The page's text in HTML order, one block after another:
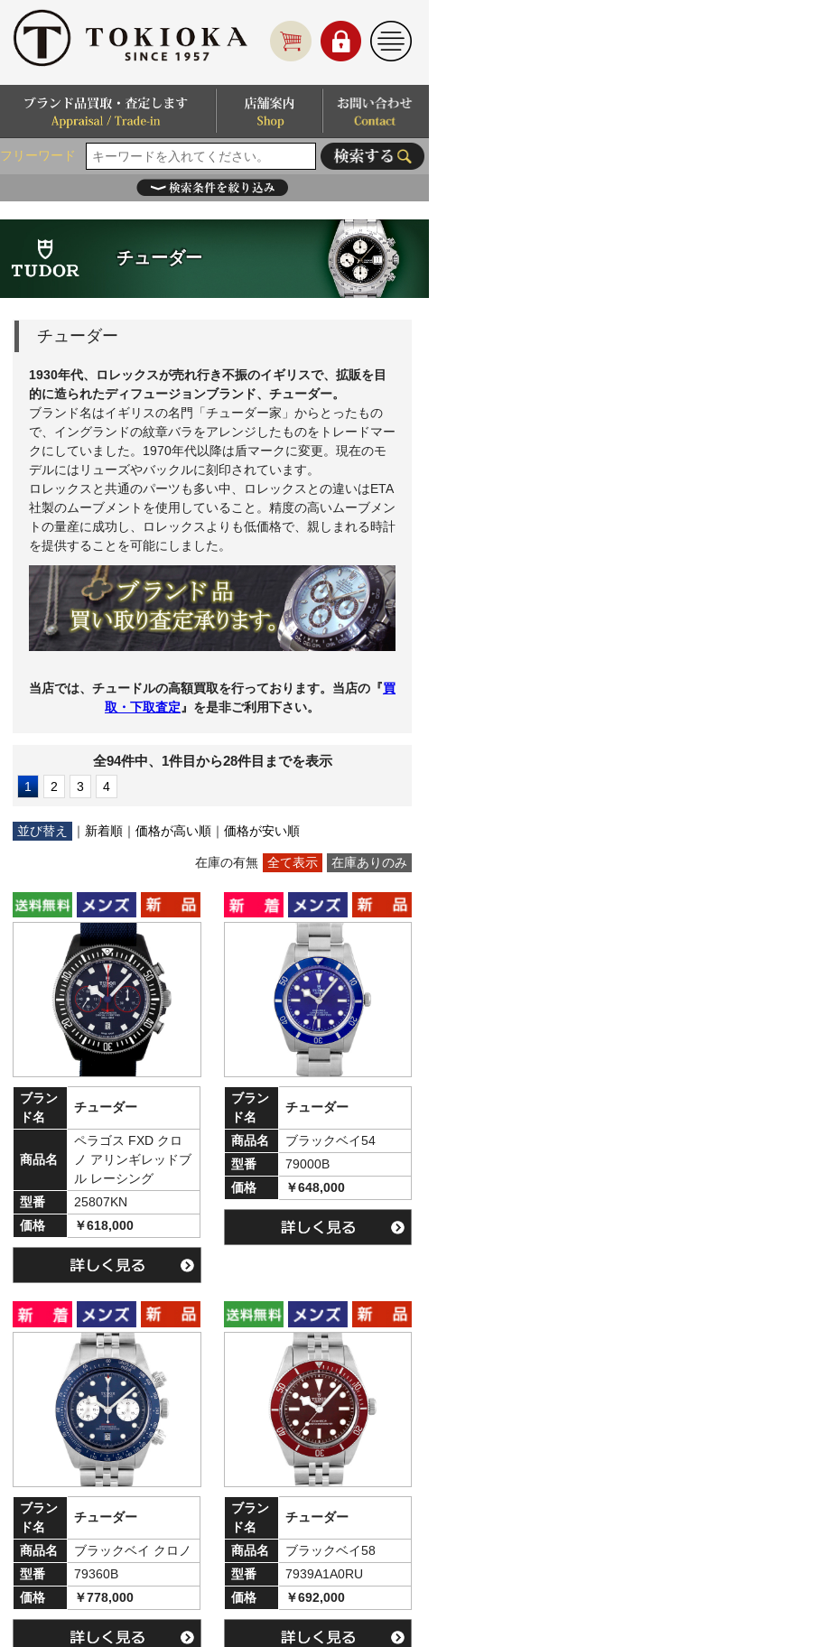
フリーワード
チューダー
チューダー
1930年代、ロレックスが売れ行き不振のイギリスで、拡販を目
的に造られたディフュージョンブランド、チューダー。
ブランド名はイギリスの名門「チューダー家」からとったもの
で、イングランドの紋章バラをアレンジしたものをトレードマー
クにしていました。1970年代以降は盾マークに変更。現在のモ
デルにはリューズやバックルに刻印されています。
ロレックスと共通のパーツも多い中、ロレックスとの違いはETA
社製のムーブメントを使用していること。精度の高いムーブメン
トの量産に成功し、ロレックスよりも低価格で、親しまれる時計
を提供することを可能にしました。
当店では、チュードルの高額買取を行っております。当店の『買
取・下取査定 』を是非ご利用下さい。
全94件中、1件目から28件目までを表示
1 2 3 4
並び替え ｜ 新着順 ｜価格が高い順 ｜価格が安い順
在庫の有無 全て表示 在庫ありのみ
ブラン
ド名
チューダー
商品名
ペラゴス FXD クロ
ノ アリンギレッドブ
ル レーシング
型番
25807KN
価格
￥618,000
ブラン
ド名
チューダー
商品名
ブラックベイ54
型番
79000B
価格
￥648,000
ブラン
ド名
チューダー
商品名
ブラックベイ クロノ
型番
79360B
価格
￥778,000
ブラン
ド名
チューダー
商品名
ブラックベイ58
型番
7939A1A0RU
価格
￥692,000